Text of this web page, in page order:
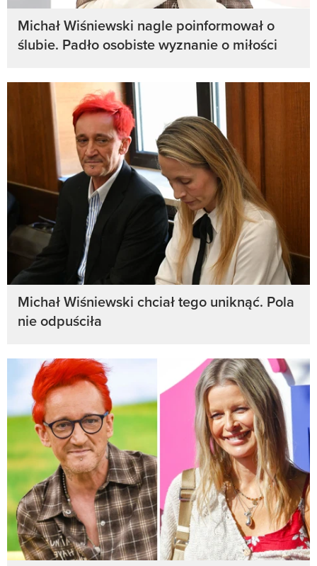
Michał Wiśniewski nagle poinformował o
ślubie. Padło osobiste wyznanie o miłości
Michał Wiśniewski chciał tego uniknąć. Pola
nie odpuściła